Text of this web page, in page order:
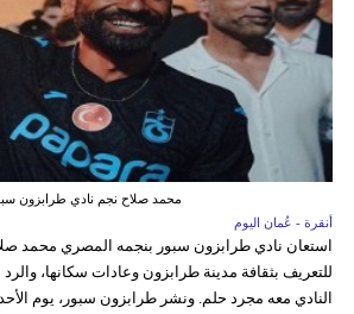
محمد صلاح نجم نادي طرابزون
أنقرة - عُمان اليوم
استعان نادي طرابزون سبور بنجمه المصري محمد
للتعريف بثقافة مدينة طرابزون وعادات سكانها،
النادي معه مجرد حلم. ونشر طرابزون سبور، يوم